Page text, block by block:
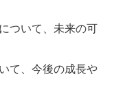
ついて、未来の可
て、今後の成長や